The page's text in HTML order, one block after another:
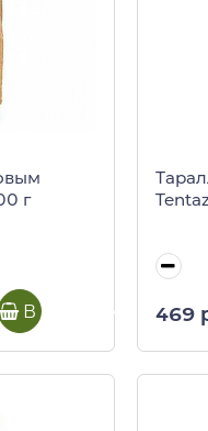
г
В корзину 469